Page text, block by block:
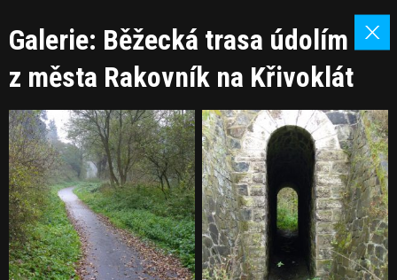
Galerie: Běžecká trasa údolím
z města Rakovník na Křivoklát